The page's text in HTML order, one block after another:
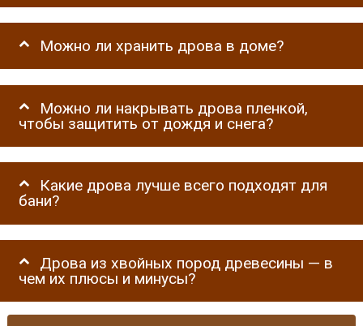
Можно ли хранить дрова в доме?
Можно ли накрывать дрова пленкой,
чтобы защитить от дождя и снега?
Какие дрова лучше всего подходят для
бани?
Дрова из хвойных пород древесины — в
чем их плюсы и минусы?